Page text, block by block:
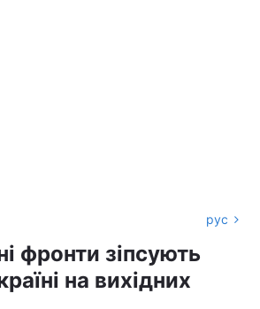
рус
фронти зіпсують
на вихідних